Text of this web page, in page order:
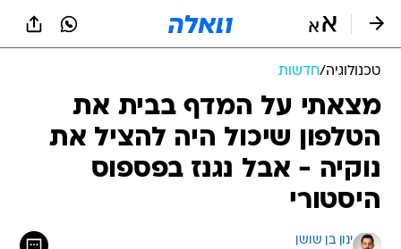
טכנולוגיה/חדשות
מצאתי על המדף בבית את
הטלפון שיכול היה להציל את
נוקיה - אבל נגנז בפספוס
היסטורי
ינון בן שושן